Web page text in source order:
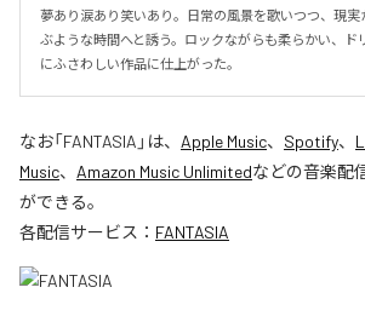
夢あり涙あり笑いあり。日常の風景を歌いつつ、現
ぶような時間へと誘う。ロックながらも柔らかい、ド
にふさわしい作品に仕上がった。
なお「FANTASIA 」は、 Apple Music、 Spotify、
Music、 Amazon Music Unlimitedなどの音楽配
ができる。
各配信サービス： FANTASIA